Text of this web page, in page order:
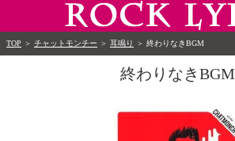
TOP ＞ チャットモンチー ＞ 耳鳴り ＞ 終わりなきBGM
終わりなきBGM